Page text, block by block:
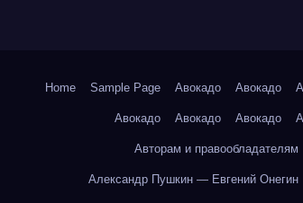
Home Sample Page Авокадо Авокадо
Авокадо Авокадо Авокадо
Авторам и правообладателям
Александр Пушкин — Евгений Онегин